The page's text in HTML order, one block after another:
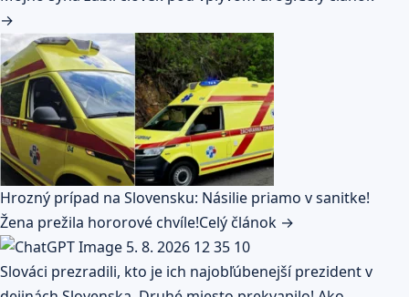
→
Hrozný prípad na Slovensku: Násilie priamo v sanitke!
Žena prežila hororové chvíle!Celý článok →
Slováci prezradili, kto je ich najobľúbenejší prezident v